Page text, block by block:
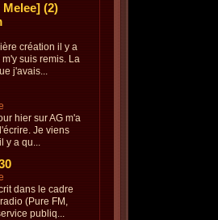
(2)
création il y a
suis remis. La
j'avais...
hier sur AG m'a
Je viens
y a qu...
dans le cadre
(Pure FM,
publiq...